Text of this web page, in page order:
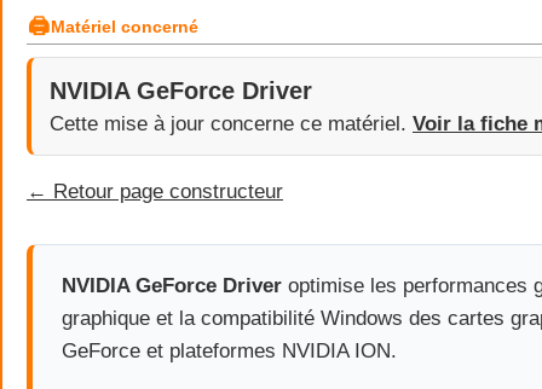
🖨Matériel concerné
NVIDIA GeForce Driver
Cette mise à jour concerne ce matériel. Voir la fiche
← Retour page constructeur
NVIDIA GeForce Driver optimise les performances
graphique et la compatibilité Windows des cartes
GeForce et plateformes NVIDIA ION.